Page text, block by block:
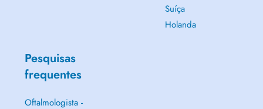
Suíça
Holanda
Pesquisas
frequentes
Oftalmologista -